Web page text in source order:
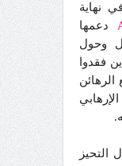
نهاية
دعمها
وحول
فقدوا
الرهائن
التحيز